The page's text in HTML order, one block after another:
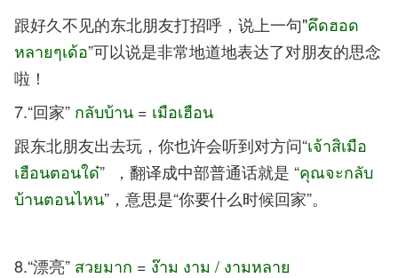
跟好久不见的东北朋友打招呼，说上一句"คึดฮอด
หลายๆเด้อ”可以说是非常地道地表达了对朋友的思念
啦！
7.“回家” กลับบ้าน = เมือเฮือน
跟东北朋友出去玩，你也许会听到对方问“เจ้าสิเมือ
เฮือนตอนใด๋” ，翻译成中部普通话就是 “คุณจะกลับ
บ้านตอนไหน”，意思是“你要什么时候回家”。
8.“漂亮” สวยมาก = ง๊าม งาม / งามหลาย